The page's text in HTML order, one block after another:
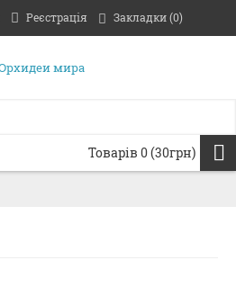
Реєстрація Закладки (0)
Товарів 0 (30грн)